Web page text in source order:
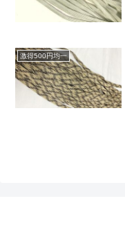
激得500円均一